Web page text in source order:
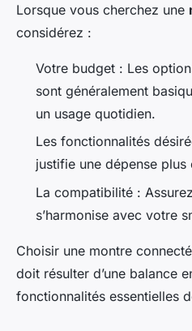
Lorsque vous cherchez une
considérez :
Votre budget : Les
sont généralement
un usage quotidien.
Les fonctionnalités
justifie une dépense plus
La compatibilité :
s’harmonise avec votre
Choisir une montre
doit résulter d’une balance
fonctionnalités essentielles